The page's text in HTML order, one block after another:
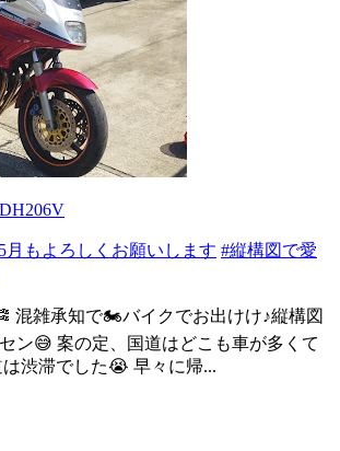
月もよろしくお願いします #縦構図で愛
混雑承知で🏍️バイクでお出けけ♪縦構図
ン😅 案の定、国道はどこも車が多くて
渋滞でした😭 早々に帰...